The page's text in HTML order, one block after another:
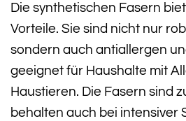
Die synthetischen Fasern
Vorteile. Sie sind nicht nur
sondern auch antiallergen
geeignet für Haushalte mit
Haustieren. Die Fasern sind
behalten auch bei intensiver